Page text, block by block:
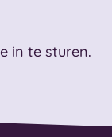
in te sturen.